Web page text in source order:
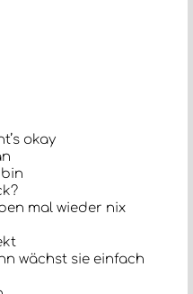
okay
mal wieder nix
wächst sie einfach